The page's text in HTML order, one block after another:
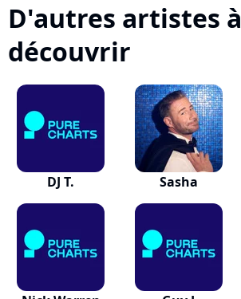
D'autres artistes à
découvrir
DJ T. Sasha